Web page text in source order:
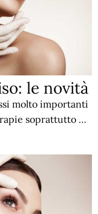
le novità
molto importanti
soprattutto …